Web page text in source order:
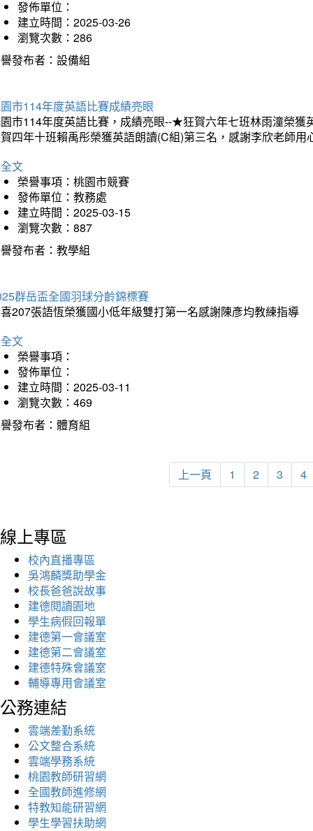
發佈單位：
建立時間：2025-03-26
瀏覽次數：286
發布者：設備組
市114年度英語比賽成績亮眼
市114年度英語比賽，成績亮眼--★狂賀六年七班林雨潼榮
四年十班賴禹彤榮獲英語朗讀(C組)第三名，感謝李欣老師
文
榮譽事項：桃園市競賽
發佈單位：教務處
建立時間：2025-03-15
瀏覽次數：887
發布者：教學組
群岳盃全國羽球分齡錦標賽
207張語恆榮獲國小低年級雙打第一名感謝陳彥均教練指導
文
榮譽事項：
發佈單位：
建立時間：2025-03-11
瀏覽次數：469
發布者：體育組
上一頁 1 2 3 4
線上專區
校內直播專區
吳鴻麟獎助學金
校長爸爸說故事
建德閱讀園地
學生病假回報單
建德第一會議室
建德第二會議室
建德特殊會議室
輔導專用會議室
公務連結
雲端差勤系統
公文整合系統
雲端學務系統
桃園教師研習網
全國教師進修網
特教知能研習網
學生學習扶助網